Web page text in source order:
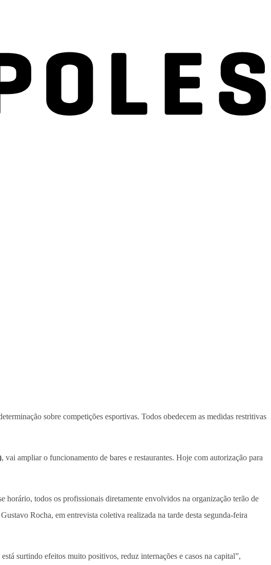
sobre competições esportivas. Todos obedecem as medidas restritivas
, vai ampliar o funcionamento de bares e restaurantes. Hoje com autorização para
horário, todos os profissionais diretamente envolvidos na organização terão de
Rocha, em entrevista coletiva realizada na tarde desta segunda-feira
surtindo efeitos muito positivos, reduz internações e casos na capital”,